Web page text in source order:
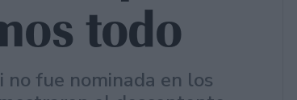
todo
fue nominada en los